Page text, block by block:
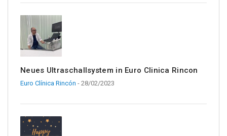
Neues Ultraschallsystem in Euro Clinica Rincon
Euro Clínica Rincón - 28/02/2023